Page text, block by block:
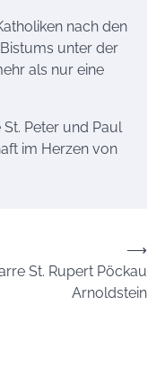
nach den
unter der
als nur eine
Peter und Paul
im Herzen von
St. Rupert Pöckau
Arnoldstein
⟶